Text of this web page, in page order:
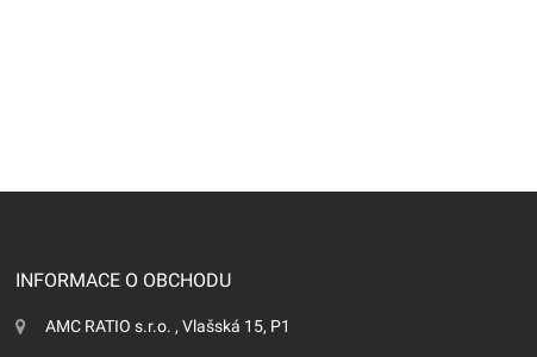
INFORMACE O OBCHODU
AMC RATIO s.r.o. , Vlašská 15, P1